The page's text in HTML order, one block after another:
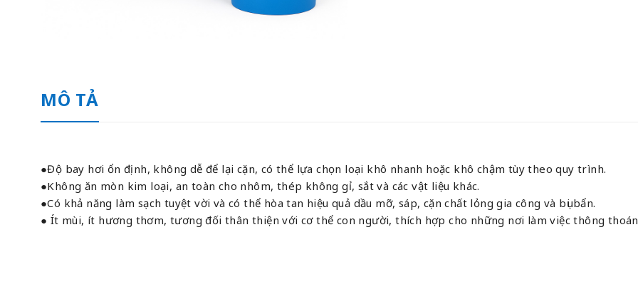
MÔ TẢ
●Độ bay hơi ổn định, không dễ để lại cặn, có thể lựa chọn loại khô nhanh hoặc khô chậm tùy theo quy trình.
●Không ăn mòn kim loại, an toàn cho nhôm, thép không gỉ, sắt và các vật liệu khác.
●Có khả năng làm sạch tuyệt vời và có thể hòa tan hiệu quả dầu mỡ, sáp, cặn chất lỏng gia công và bụi bẩn.
● Ít mùi, ít hương thơm, tương đối thân thiện với cơ thể con người, thích hợp cho những nơi làm việc thông